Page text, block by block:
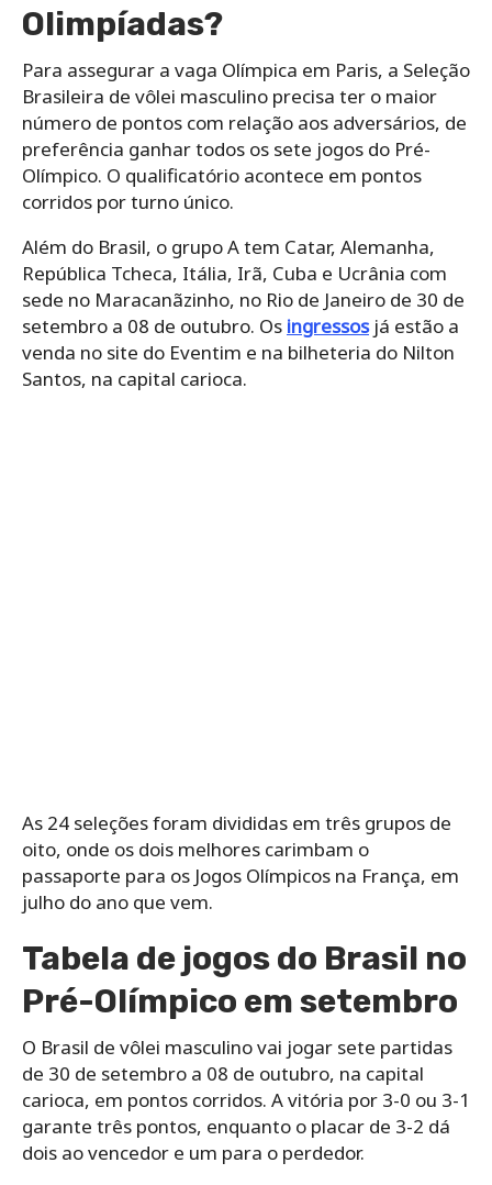
Olimpíadas?
Para assegurar a vaga Olímpica em Paris, a Seleção
Brasileira de vôlei masculino precisa ter o maior
número de pontos com relação aos adversários, de
preferência ganhar todos os sete jogos do Pré-
Olímpico. O qualificatório acontece em pontos
corridos por turno único.
Além do Brasil, o grupo A tem Catar, Alemanha,
República Tcheca, Itália, Irã, Cuba e Ucrânia com
sede no Maracanãzinho, no Rio de Janeiro de 30 de
setembro a 08 de outubro. Os ingressosjá estão a
venda no site do Eventim e na bilheteria do Nilton
Santos, na capital carioca.
As 24 seleções foram divididas em três grupos de
oito, onde os dois melhores carimbam o
passaporte para os Jogos Olímpicos na França, em
julho do ano que vem.
Tabela de jogos do Brasil no
Pré-Olímpico em setembro
O Brasil de vôlei masculino vai jogar sete partidas
de 30 de setembro a 08 de outubro, na capital
carioca, em pontos corridos. A vitória por 3-0 ou 3-1
garante três pontos, enquanto o placar de 3-2 dá
dois ao vencedor e um para o perdedor.